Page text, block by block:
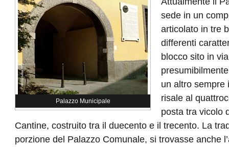
Palazzo Municipale
sede in un
articolato in tre
differenti
blocco sito in
un altro sempre
risale al
posta tra vicolo
Cantine, costruito tra il duecento e il trecento. La
porzione del Palazzo Comunale, si trovasse anche